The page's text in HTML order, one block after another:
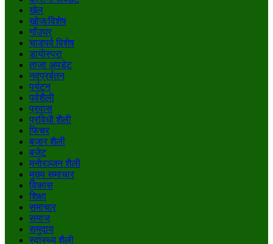
खेल
खोज/विशेष
गाँउघर
चाडपर्व विशेष
डायाेस्परा
ताजा अपडेट
नवप्रर्बतन
पर्यटन
पर्वशैली
प्रवास
प्रविधी शैली
फिचर
बजार शैली
बजेट
मनाेरञ्जन शैली
मुख्य समाचार
विकास
शिक्षा
समाचार
समाज
समुदाय
स्वास्थ्य शैली